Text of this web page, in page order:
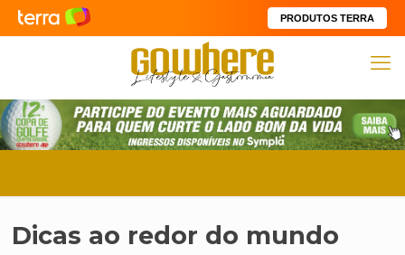
PRODUTOS TERRA
Dicas ao redor do mundo